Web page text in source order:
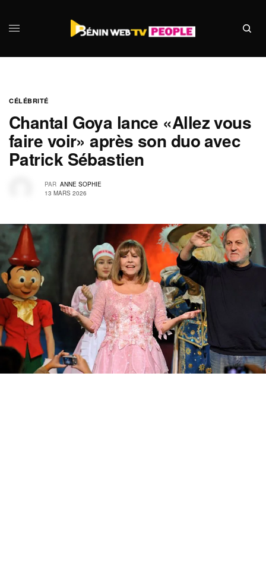
CÉLÉBRITÉ
Chantal Goya lance «Allez vous
faire voir» après son duo avec
Patrick Sébastien
PAR ANNE SOPHIE
13 MARS 2026